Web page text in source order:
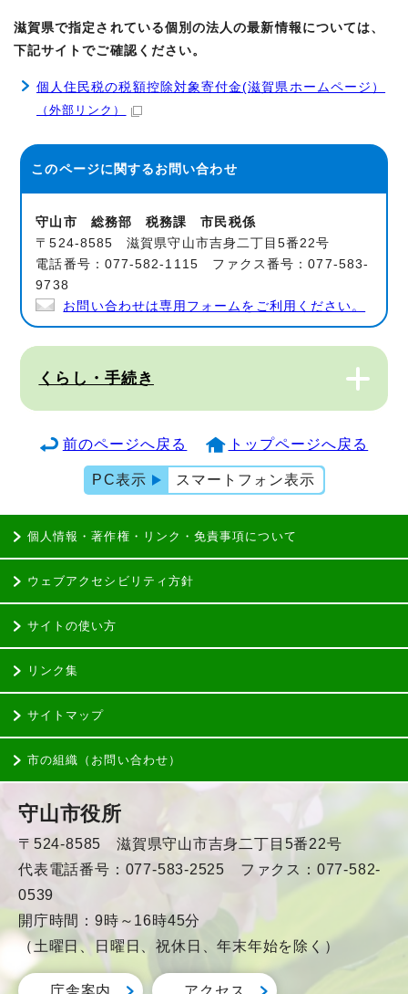
滋賀県で指定されている個別の法人の最新情報については、
下記サイトでご確認ください。
個人住民税の税額控除対象寄付金(滋賀県ホームページ）
（外部リンク）
このページに関するお問い合わせ
守山市 総務部 税務課 市民税係
〒524-8585 滋賀県守山市吉身二丁目5番22号
電話番号：077-582-1115 ファクス番号：077-583-
9738
お問い合わせは専用フォームをご利用ください。
くらし・手続き
前のページへ戻る トップページへ戻る
PC表示 スマートフォン表示
個人情報・著作権・リンク・免責事項について
ウェブアクセシビリティ方針
サイトの使い方
リンク集
サイトマップ
市の組織（お問い合わせ）
守山市役所
〒524-8585 滋賀県守山市吉身二丁目5番22号
代表電話番号：077-583-2525 ファクス：077-582-
0539
開庁時間：9時～16時45分
（土曜日、日曜日、祝休日、年末年始を除く）